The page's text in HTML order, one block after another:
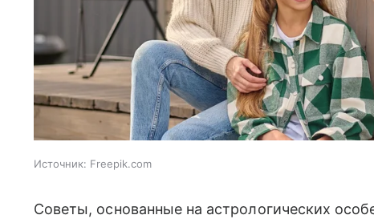
Источник: Freepik.com
Советы, основанные на астрологических